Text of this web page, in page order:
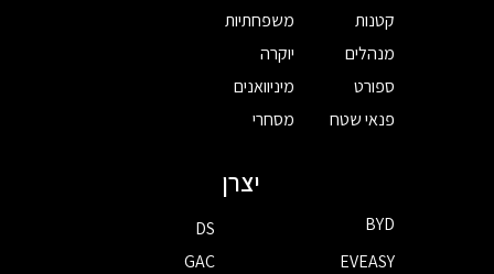
קטנות
מנהלים
ספורט
פנאי שטח
משפחתיות
יוקרה
מיניוואנים
מסחרי
יצרן
BYD
DS
EVEASY
GAC